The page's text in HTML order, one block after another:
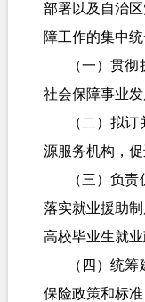
部署以及自治
障工作的集中
（一）贯
社会保障事业
（二）拟
源服务机构，
（三）负
落实就业援助
高校毕业生就
（四）统
保险政策和标